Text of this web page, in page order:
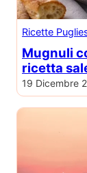
Ricette
Mugnuli
ricetta
19 Dicembre